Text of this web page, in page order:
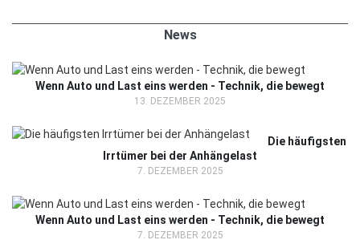
News
Wenn Auto und Last eins werden - Technik, die bewegt
13. DEZEMBER 2025
Die häufigsten
Irrtümer bei der Anhängelast
7. DEZEMBER 2025
Wenn Auto und Last eins werden - Technik, die bewegt
7. DEZEMBER 2025